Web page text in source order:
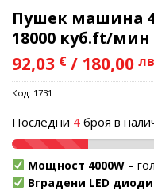
Пушек машина
18000 куб.ft/мин
92,03 € / 180,00
Код: 1731
Последни 4 броя в
Мощност 4000W–
Вградени LED диоди